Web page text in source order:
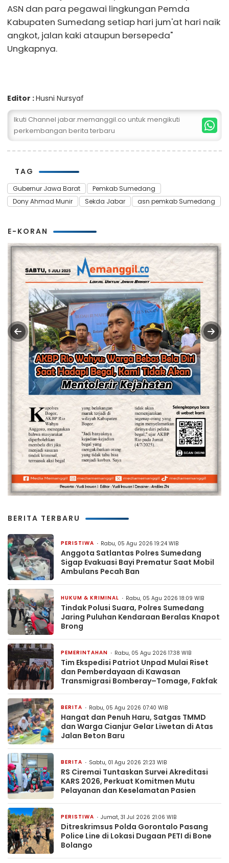
ASN dan para pegawai lingkungan Pemda
Kabupaten Sumedang setiap hari jum'at hari naik
angkot, jalan kaki ataupun bersepeda"
Ungkapnya.
Editor :Husni Nursyaf
Ikuti Channel jabar.memanggil.co untuk mengikuti
perkembangan berita terbaru
TAG
Gubernur Jawa Barat
Pemkab Sumedang
Dony Ahmad Munir
Sekda Jabar asn pemkab Sumedang
E-KORAN
BERITA TERBARU
PERISTIWA Rabu, 05 Agu 2026 19:24 WIB
Anggota Satlantas Polres Sumedang
Sigap Evakuasi Bayi Prematur Saat Mobil
Ambulans Pecah Ban
HUKUM & KRIMINAL Rabu, 05 Agu 2026 18:09 WIB
Tindak Polusi Suara, Polres Sumedang
Jaring Puluhan Kendaraan Beralas Knapot
Brong
PEMERINTAHAN Rabu, 05 Agu 2026 17:38 WIB
Tim Ekspedisi Patriot Unpad Mulai Riset
dan Pemberdayaan di Kawasan
Transmigrasi Bomberay–Tomage, Fakfak
BERITA Rabu, 05 Agu 2026 07:40 WIB
Hangat dan Penuh Haru, Satgas TMMD
dan Warga Cianjur Gelar Liwetan di Atas
Jalan Beton Baru
BERITA Sabtu, 01 Agu 2026 21:23 WIB
RS Ciremai Tuntaskan Survei Akreditasi
KARS 2026, Perkuat Komitmen Mutu
Pelayanan dan Keselamatan Pasien
PERISTIWA Jumat, 31 Jul 2026 21:06 WIB
Ditreskrimsus Polda Gorontalo Pasang
Police Line di Lokasi Dugaan PETI di Bone
Bolango